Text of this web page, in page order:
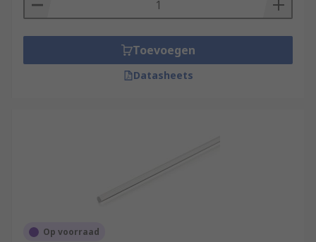
Toevoegen
Datasheets
Op voorraad